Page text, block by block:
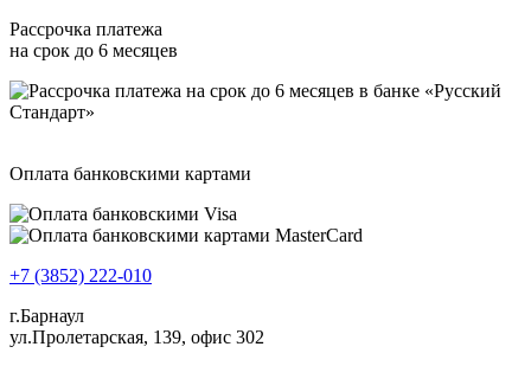
Рассрочка платежа
на срок до 6 месяцев
Оплата банковскими картами
+7 (3852) 222-010
г.Барнаул
ул.Пролетарская, 139, офис 302